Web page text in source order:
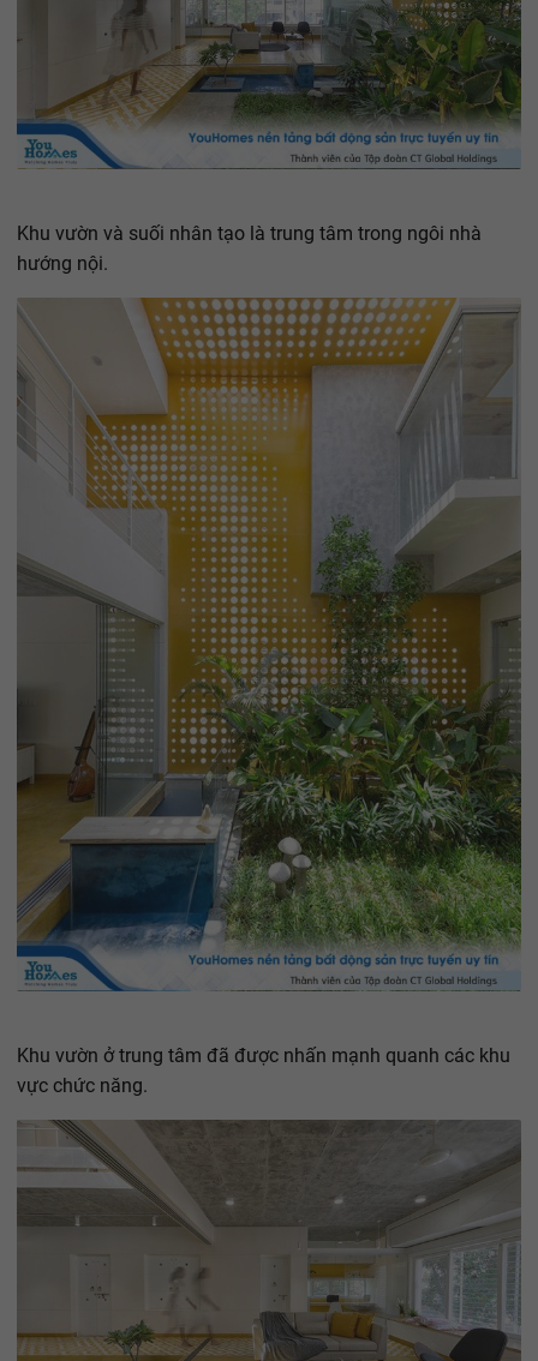
Khu vườn và suối nhân tạo là trung tâm trong ngôi nhà
hướng nội.
Khu vườn ở trung tâm đã được nhấn mạnh quanh các khu
vực chức năng.